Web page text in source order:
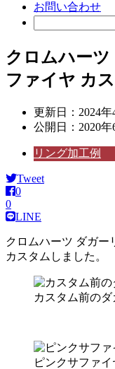
お問い合わせ
クロムハー
ファイヤ カ
更新日： 2024年
公開日： 2020年
リング加工例
Tweet
0
0
LINE
クロムハーツ ダガー
カスタムしました。
カスタム前の
ピンクサファ